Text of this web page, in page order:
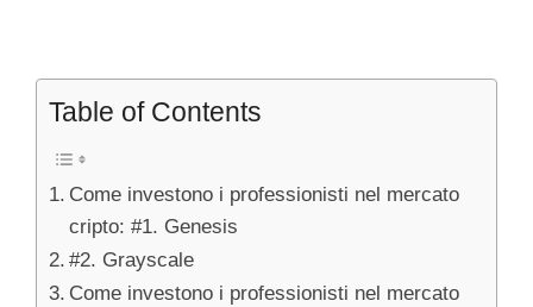
Table of Contents
Come investono i professionisti nel mercato
cripto: #1. Genesis
#2. Grayscale
Come investono i professionisti nel mercato